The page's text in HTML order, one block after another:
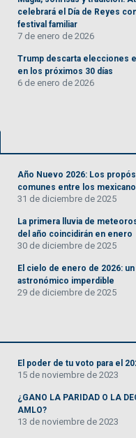
celebrará el Día de Reyes
festival familiar
7 de enero de 2026
Trump descarta elecciones
en los próximos 30 días
6 de enero de 2026
Año Nuevo 2026: Los
comunes entre los
31 de diciembre de 2025
La primera lluvia de
del año coincidirán en enero
30 de diciembre de 2025
El cielo de enero de 2026:
astronómico imperdible
29 de diciembre de 2025
El poder de tu voto para el
15 de noviembre de 2023
¿GANO LA PARIDAD O LA
AMLO?
13 de noviembre de 2023